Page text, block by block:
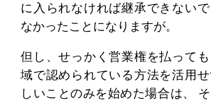
に入られなければ継承できない
なかったことになりますが。
但し、せっかく営業権を払って
域で認められている方法を活用
しいことのみを始めた場合は、